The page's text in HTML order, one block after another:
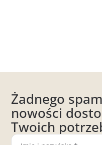
Żadnego
nowości
Twoich